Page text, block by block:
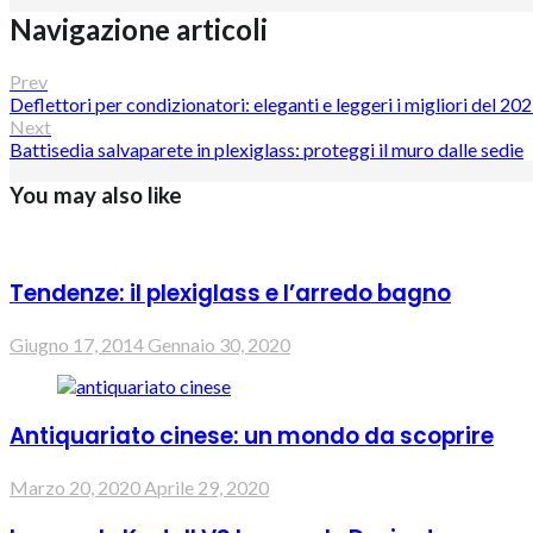
Navigazione articoli
Prev
Deflettori per condizionatori: eleganti e leggeri i migliori del
Next
Battisedia salvaparete in plexiglass: proteggi il muro dalle sedie
You may also like
Tendenze: il plexiglass e l’arredo bagno
Giugno 17, 2014Gennaio 30, 2020
Antiquariato cinese: un mondo da scoprire
Marzo 20, 2020 Aprile 29, 2020